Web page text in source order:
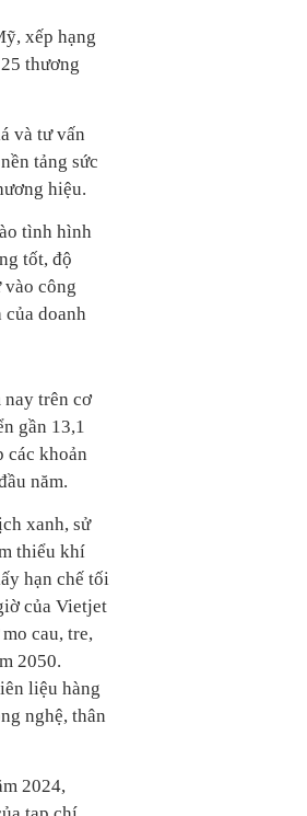
xếp hạng
thương
và tư vấn
tảng sức
hiệu.
tình hình
tốt, độ
vào công
doanh
nay trên cơ
gần 13,1
các khoản
năm.
xanh, sử
thiểu khí
hạn chế tối
của Vietjet
cau, tre,
2050.
liệu hàng
nghệ, thân
2024,